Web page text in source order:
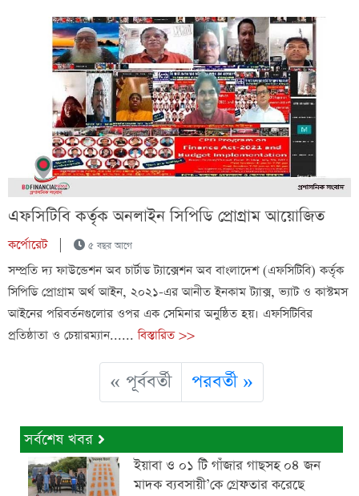
এফসিটিবি কর্তৃক অনলাইন সিপিডি প্রোগ্রাম আয়োজিত
কর্পোরেট| ৫ বছর আগে
সম্প্রতি দ্য ফাউন্ডেশন অব চার্টাড ট্যাক্সেশন অব বাংলাদেশ (এফসিটিবি) কর্তৃক
সিপিডি প্রোগ্রাম অর্থ আইন, ২০২১-এর আনীত ইনকাম ট্যাক্স, ভ্যাট ও কাস্টমস
আইনের পরিবর্তনগুলোর ওপর এক সেমিনার অনুষ্ঠিত হয়। এফসিটিবির
প্রতিষ্ঠাতা ও চেয়ারম্যান......বিস্তারিত >>
« পূর্ববর্তী পরবর্তী »
সর্বশেষ খবর
ইয়াবা ও ০১ টি গাঁজার গাছসহ ০৪ জন
মাদক ব্যবসায়ী’কে গ্রেফতার করেছে